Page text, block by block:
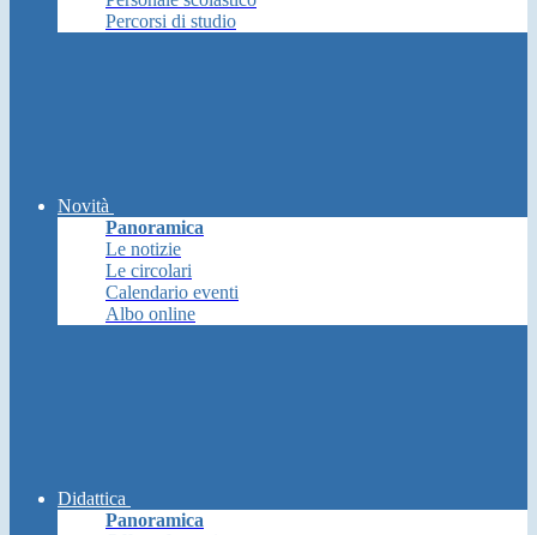
Percorsi di studio
Novità
Panoramica
Le notizie
Le circolari
Calendario eventi
Albo online
Didattica
Panoramica